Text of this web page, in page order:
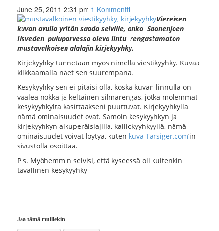
June 25, 2011 2:31 pm 1 Kommentti
Viereisen
kuvan avulla yritän saada selville, onko Suonenjoen
Iisveden puluparvessa oleva lintu rengastamaton
mustavalkoisen alalajin kirjekyyhky.
Kirjekyyhky tunnetaan myös nimellä viestikyyhky. Kuvaa
klikkaamalla näet sen suurempana.
Kesykyyhky sen ei pitäisi olla, koska kuvan linnulla on
vaalea nokka ja keltainen silmärengas, jotka molemmat
kesykyyhkyltä käsittääkseni puuttuvat. Kirjekyyhkyllä
nämä ominaisuudet ovat. Samoin kesykyyhkyn ja
kirjekyyhkyn alkuperäislajilla, kalliokyyhkyyllä, nämä
ominaisuudet voivat löytyä, kuten kuva Tarsiger.com‘in
sivustolla osoittaa.
P.s. Myöhemmin selvisi, että kyseessä oli kuitenkin
tavallinen kesykyyhky.
Jaa tämä muillekin: